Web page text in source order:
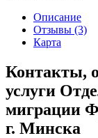
Описание
Отзывы (3)
Карта
Контакты,
услуги
миграции
г. Минска